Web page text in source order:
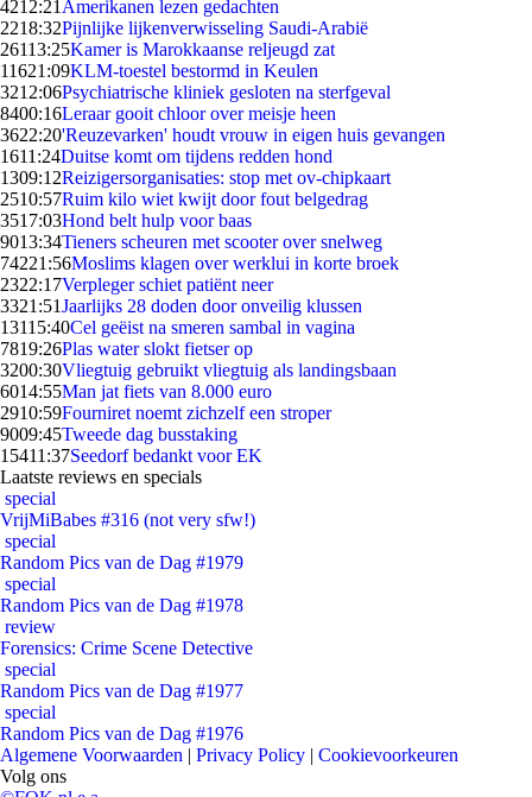
4212:21 Amerikanen lezen gedachten
2218:32Pijnlijke lijkenverwisseling Saudi-Arabië
26113:25Kamer is Marokkaanse reljeugd zat
11621:09KLM-toestel bestormd in Keulen
3212:06Psychiatrische kliniek gesloten na sterfgeval
8400:16Leraar gooit chloor over meisje heen
3622:20'Reuzevarken' houdt vrouw in eigen huis gevangen
1611:24Duitse komt om tijdens redden hond
1309:12Reizigersorganisaties: stop met ov-chipkaart
2510:57Ruim kilo wiet kwijt door fout belgedrag
3517:03Hond belt hulp voor baas
9013:34Tieners scheuren met scooter over snelweg
74221:56Moslims klagen over werklui in korte broek
2322:17Verpleger schiet patiënt neer
3321:51Jaarlijks 28 doden door onveilig klussen
13115:40Cel geëist na smeren sambal in vagina
7819:26Plas water slokt fietser op
3200:30Vliegtuig gebruikt vliegtuig als landingsbaan
6014:55Man jat fiets van 8.000 euro
2910:59Fourniret noemt zichzelf een stroper
9009:45Tweede dag busstaking
15411:37Seedorf bedankt voor EK
Laatste reviews en specials
special
VrijMiBabes #316 (not very sfw!)
special
Random Pics van de Dag #1979
special
Random Pics van de Dag #1978
review
Forensics: Crime Scene Detective
special
Random Pics van de Dag #1977
special
Random Pics van de Dag #1976
Algemene Voorwaarden | Privacy Policy | Cookievoorkeuren
Volg ons